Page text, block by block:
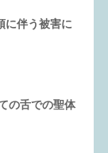
に伴う被害に
の舌での聖体